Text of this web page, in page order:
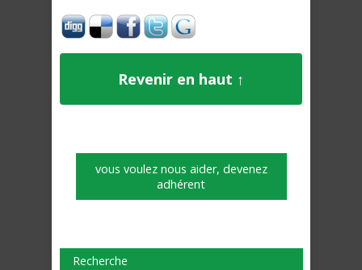
Revenir en haut ↑
vous voulez nous aider, devenez
adhérent
Recherche